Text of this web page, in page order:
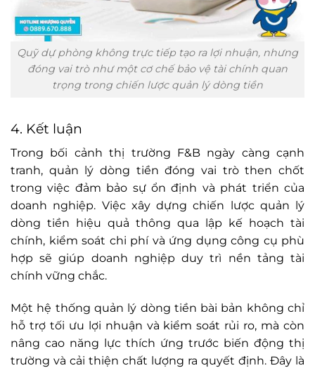
Quỹ dự phòng không trực tiếp tạo ra lợi nhuận, nhưng
đóng vai trò như một cơ chế bảo vệ tài chính quan
trọng trong chiến lược quản lý dòng tiền
4. Kết luận
Trong bối cảnh thị trường F&B ngày càng cạnh
tranh, quản lý dòng tiền đóng vai trò then chốt
trong việc đảm bảo sự ổn định và phát triển của
doanh nghiệp. Việc xây dựng chiến lược quản lý
dòng tiền hiệu quả thông qua lập kế hoạch tài
chính, kiểm soát chi phí và ứng dụng công cụ phù
hợp sẽ giúp doanh nghiệp duy trì nền tảng tài
chính vững chắc.
Một hệ thống quản lý dòng tiền bài bản không chỉ
hỗ trợ tối ưu lợi nhuận và kiểm soát rủi ro, mà còn
nâng cao năng lực thích ứng trước biến động thị
trường và cải thiện chất lượng ra quyết định. Đây là